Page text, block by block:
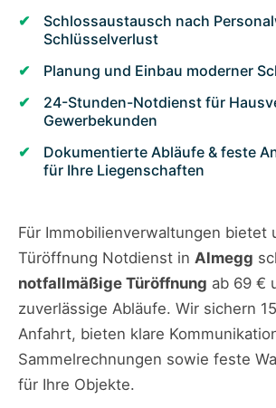
Schlossaustausch nach
Schlüsselverlust
Planung und Einbau moderner
24-Stunden-Notdienst für
Gewerbekunden
Dokumentierte Abläufe & feste
für Ihre Liegenschaften
Für Immobilienverwaltungen bietet
Türöffnung Notdienst in Almegg
notfallmäßige Türöffnung ab 69 €
zuverlässige Abläufe. Wir sichern
Anfahrt, bieten klare
Sammelrechnungen sowie feste
für Ihre Objekte.